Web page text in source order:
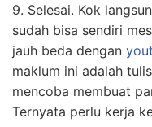
9. Selesai. Kok
sudah bisa sendiri
jauh beda dengan
maklum ini adalah
mencoba membuat
Ternyata perlu kerja